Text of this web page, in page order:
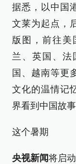
据悉，以中国
文莱为起点，
版图，前往美
兰、英国、法
国、越南等更
文化的温情记
界看到中国故
这个暑期
央视新闻将启动